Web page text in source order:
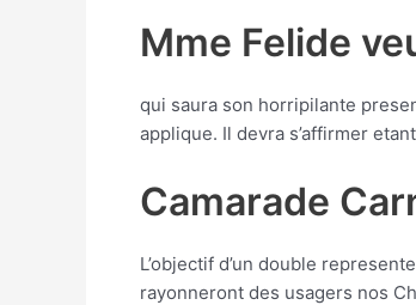
Mme Felide
qui saura son horripilante
applique. Il devra s’affirmer
Camarade
L’objectif d’un double
rayonneront des usagers nos